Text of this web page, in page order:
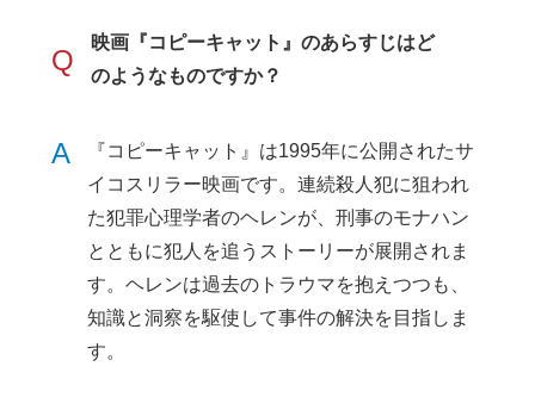
Q
映画『コピーキャット』のあらすじはど
のようなものですか？
A
『コピーキャット』は1995年に公開されたサ
イコスリラー映画です。連続殺人犯に狙われ
た犯罪心理学者のヘレンが、刑事のモナハン
とともに犯人を追うストーリーが展開されま
す。ヘレンは過去のトラウマを抱えつつも、
知識と洞察を駆使して事件の解決を目指しま
す。